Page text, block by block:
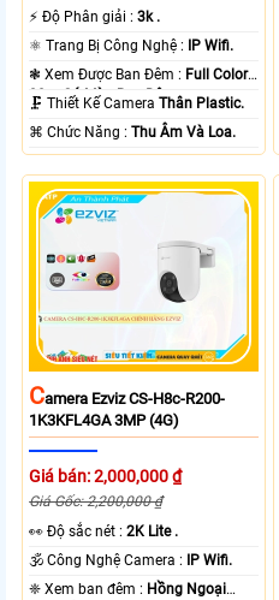
️⚡ Độ Phân giải :3k .
⚛️ Trang Bị Công Nghệ :
IP Wifi.
❃ Xem Được Ban Đêm : Full Color
30m Có Màu Ban Ðêm.
🗜️ Thiết Kế CameraThân Plastic.
️⌘ Chức Năng :Thu Âm Và Loa.
CAmera Ezviz CS-H8c-R200-
1K3KFL4GA 3MP (4G)
Giá bán: 2,000,000 ₫
Giá Gốc: 2,200,000 ₫
️👀 Độ sắc nét :2K Lite .
🕉️ Công Nghệ Camera :
IP Wifi.
❈ Xem ban đêm : Hồng Ngoại